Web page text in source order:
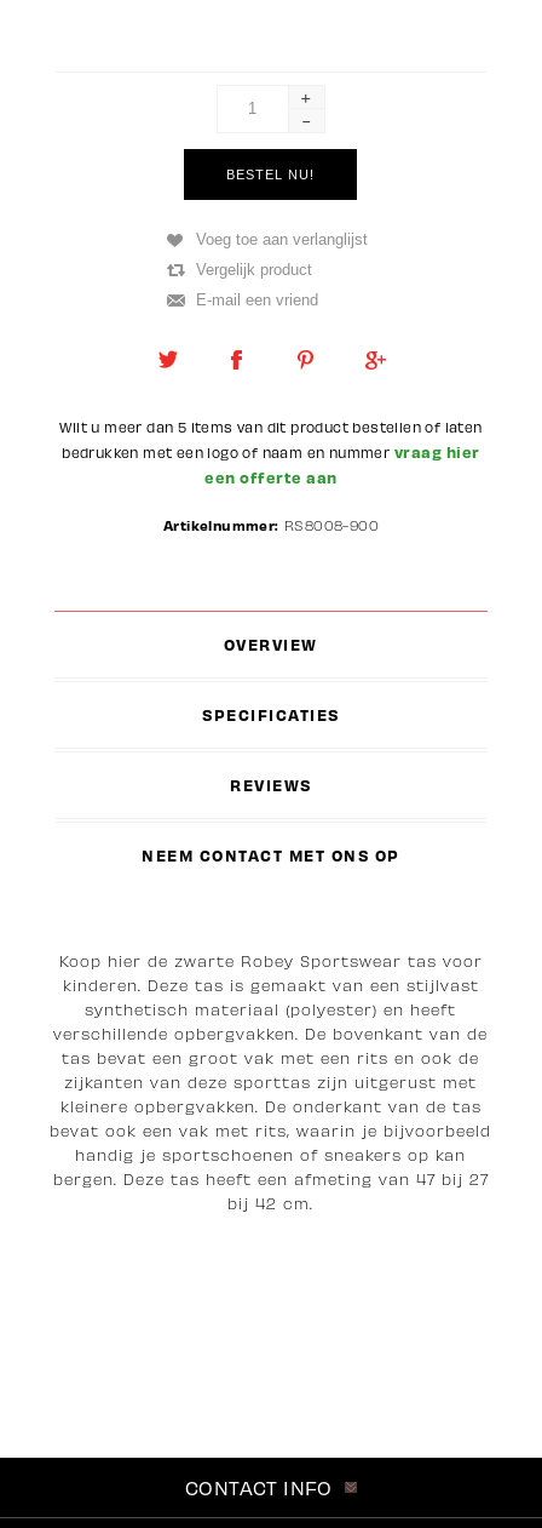
+
-
Wilt u meer dan 5 items van dit product bestellen of laten
bedrukken met een logo of naam en nummer vraag hier
een offerte aan
Artikelnummer: RS8008-900
OVERVIEW
SPECIFICATIES
REVIEWS
NEEM CONTACT MET ONS OP
Koop hier de zwarte Robey Sportswear tas voor
kinderen. Deze tas is gemaakt van een stijlvast
synthetisch materiaal (polyester) en heeft
verschillende opbergvakken. De bovenkant van de
tas bevat een groot vak met een rits en ook de
zijkanten van deze sporttas zijn uitgerust met
kleinere opbergvakken. De onderkant van de tas
bevat ook een vak met rits, waarin je bijvoorbeeld
handig je sportschoenen of sneakers op kan
bergen. Deze tas heeft een afmeting van 47 bij 27
bij 42 cm.
CONTACT INFO